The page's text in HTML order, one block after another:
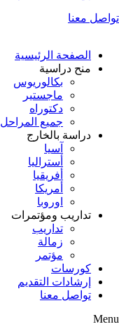
تواصل معنا
الصفحة الرئيسية
منح دراسية
بكالوريوس
ماجستير
دكتوراه
جميع المراحل
دراسة بالخارج
آسيا
أستراليا
أفريقيا
أمريكا
اوروبا
تداريب ومؤتمرات
تداريب
زمالة
مؤتمر
كورسات
إرشادات التقديم
تواصل معنا
Menu